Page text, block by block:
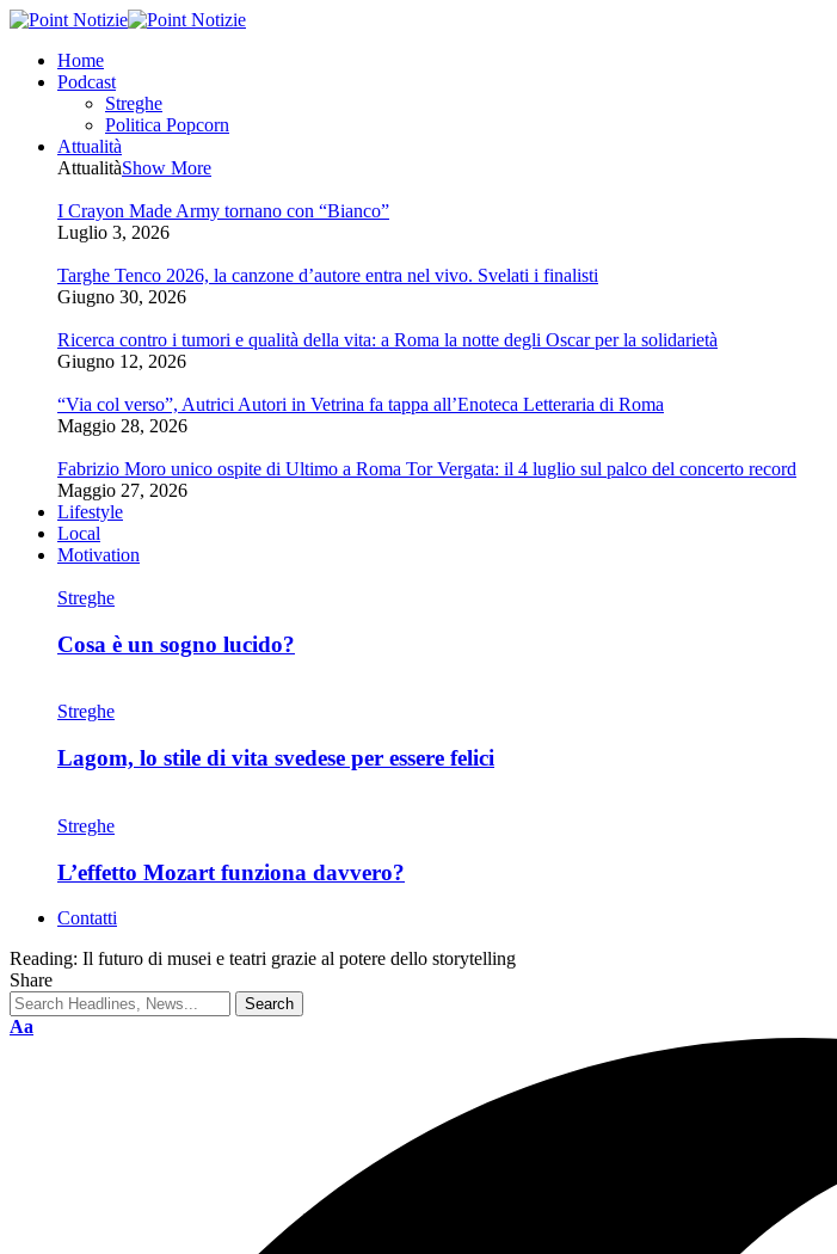
Home
Podcast
Streghe
Politica Popcorn
Attualità
AttualitàShow More
I Crayon Made Army tornano con “Bianco”
Luglio 3, 2026
Targhe Tenco 2026, la canzone d’autore entra nel vivo. Svelati i finalisti
Giugno 30, 2026
Ricerca contro i tumori e qualità della vita: a Roma la notte degli Oscar per la solidarietà
Giugno 12, 2026
“Via col verso”, Autrici Autori in Vetrina fa tappa all’Enoteca Letteraria di Roma
Maggio 28, 2026
Fabrizio Moro unico ospite di Ultimo a Roma Tor Vergata: il 4 luglio sul palco del concerto record
Maggio 27, 2026
Lifestyle
Local
Motivation
Streghe
Cosa è un sogno lucido?
Streghe
Lagom, lo stile di vita svedese per essere felici
Streghe
L’effetto Mozart funziona davvero?
Contatti
Reading: Il futuro di musei e teatri grazie al potere dello storytelling
Share
Aa